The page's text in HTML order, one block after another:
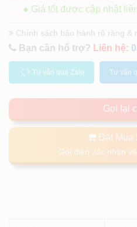
● Giá tốt được cập nhật
Chính sách bảo hành rõ ràng &
Bạn cần hổ trợ? Liên hệ:
Tư vấn qua Zalo Tư vấn
Gọi lại
Đặt Mua
Gọi điện xác nhận